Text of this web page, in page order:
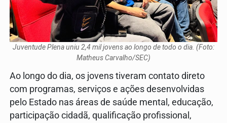
Juventude Plena uniu 2,4 mil jovens ao longo de todo o dia. (Foto:
Matheus Carvalho/SEC)
Ao longo do dia, os jovens tiveram contato direto
com programas, serviços e ações desenvolvidas
pelo Estado nas áreas de saúde mental, educação,
participação cidadã, qualificação profissional,